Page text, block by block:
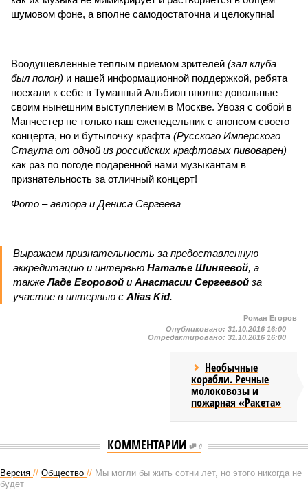
шумовом фоне, а вполне самодостаточна и целокупна!
Воодушевленные теплым приемом зрителей (зал клуба
был полон) и нашей информационной поддержкой, ребята
поехали к себе в Туманный Альбион вполне довольные
своим нынешним выступлением в Москве. Увозя с собой в
Манчестер не только наш еженедельник с анонсом своего
концерта, но и бутылочку крафта (Русского Имперского
Стаута от одной из российских крафтовых пивоварен)
как раз по погоде подаренной нами музыкантам в
признательность за отличный концерт!
Фото – автора и Дениса Сергеева
Выражаем признательность за предоставленную
аккредитацию и интервью Наталье Шиняевой, а
такжеЛаде Егоровой и Анастасии Сергеевой за
участие в интервью с Alias Kid.
Роман Егоров
Опубликовано: 31.10.2016 16:00
Отредактировано: 31.10.2016 16:00
Необычные
корабли. Речные
молоковозы и
пожарная «Ракета»
КОММЕНТАРИИ 0
Версия // Общество // Мы могли бы жить сотни лет, но этого никогда не
будет